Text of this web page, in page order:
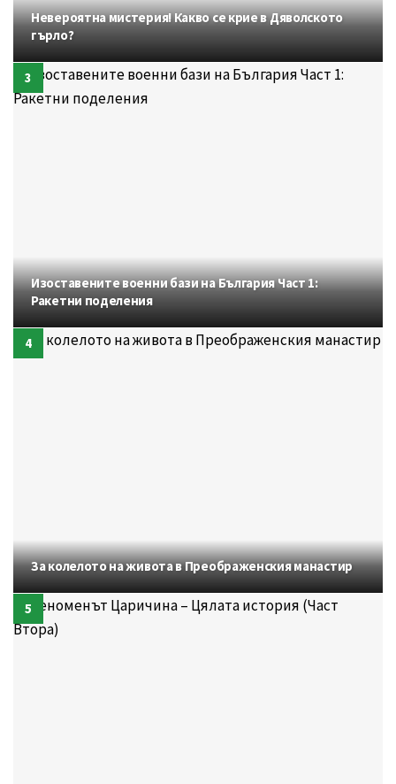
Невероятна мистерия! Какво се крие в Дяволското
гърло?
Изоставените военни бази на България Част 1:
Ракетни поделения
За колелото на живота в Преображенския манастир